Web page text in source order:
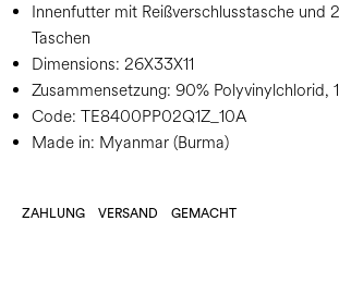
Innenfutter mit Reißverschlusstasche und
Taschen
Dimensions: 26X33X11
Zusammensetzung: 90% Polyvinylchlorid,
Code: TE8400PP02Q1Z_10A
Made in: Myanmar (Burma)
ZAHLUNG VERSAND GEMACHT